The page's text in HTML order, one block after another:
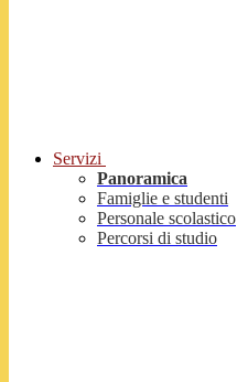
Servizi
Panoramica
Famiglie e studenti
Personale scolastico
Percorsi di studio